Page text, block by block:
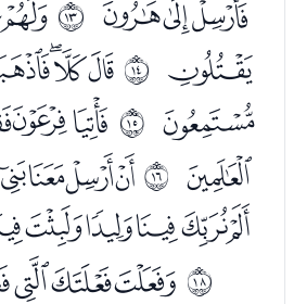
ﯘﯙﯚ ﰌ
ﯡ ﰍ
ﯫ ﰎ
ﯳ ﰏ
ﰑ